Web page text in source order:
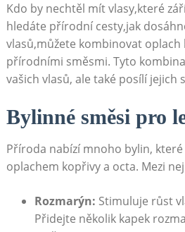
Kdo by ⁤nechtěl mít vlasy,které
hledáte přírodní cesty,jak​
⁣vlasů,můžete kombinovat oplach⁣
⁤přírodními směsmi. Tyto
vašich vlasů,‌ ale​ také posílí‌ jejich
Bylinné směsi pro
Příroda ⁣nabízí ⁤mnoho bylin,
oplachem kopřivy a⁣ octa. Mezi⁣
Rozmarýn: Stimuluje růst‍
Přidejte několik kapek